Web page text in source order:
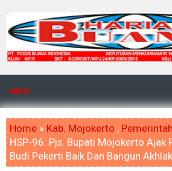
MENU
Home » Kab. Mojokerto ,
HSP-96: Pjs. Bupati Mojokerto Ajak
Budi Pekerti Baik Dan Bangun